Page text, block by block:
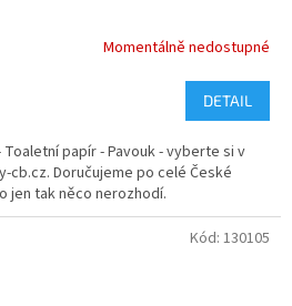
Momentálně nedostupné
DETAIL
papír - Pavouk - vyberte si v
cb.cz. Doručujeme po celé České
jen tak něco nerozhodí.
Kód: 130105